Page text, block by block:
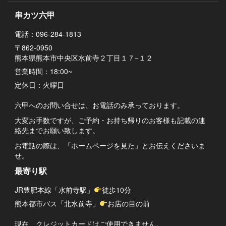
串カツ六甲
電話：096-284-1813
〒862-0950
熊本県熊本市中央区水前寺２丁目１７−１２
営業時間：18:00~
定休日：火曜日
六甲へのお問い合せは、お電話のみ承っております。
大変お手数ですが、ご予約・お持ち帰りのお客様も記載の連
絡先までお願い致します。
お電話の際は、「ホームページを見た」とお伝えくださいま
せ。
最寄り駅
JR豊肥本線「水前寺駅」
徒歩10分
熊本都市バス「北水前寺」
お店の目の前
現在、クレジットカードはご使用できません。